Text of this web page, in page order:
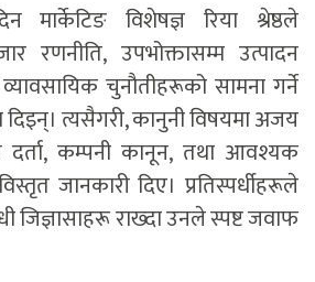
मार्केटिङ विशेषज्ञ रिया श्रेष्ठले
रणनीति, उपभोक्तासम्म उत्पादन
चुनौतीहरूको सामना गर्ने
दिइन्। त्यसैगरी, कानुनी विषयमा अजय
दर्ता, कम्पनी कानून, तथा आवश्यक
जानकारी दिए। प्रतिस्पर्धीहरूले
जिज्ञासाहरू राख्दा उनले स्पष्ट जवाफ